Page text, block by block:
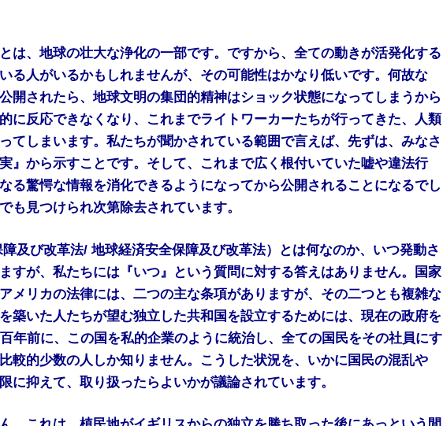
は、地球の壮大な浄化の一部です。ですから、全ての動きが活発化する
る人がいるかもしれませんが、その可能性はかなり低いです。何故な
開されたら、地球文明の集団的精神はショック状態になってしまうから
に反応できなくなり、これまでライトワーカーたちが行ってきた、人類
てしまいます。私たちが聞かされている範囲で言えば、先ずは、みなさ
』から示すことです。そして、これまで広く根付いていた嘘や違法行
る驚愕な情報を消化できるようになってから公開されることになるでし
も見つけられ次第除去されています。
及び改革法/ 地球経済安全保障及び改革法）とは何なのか、いつ発動さ
すが、私たちには『いつ』という質問に対する答えはありません。国家
メリカの法律には、二つの主な条項がありますが、その二つとも複雑な
築いた人たちが望む独立した共和国を設立するためには、現在の政府を
年前に、この国を私的企業のように統治し、全ての国民をその社員にす
較的少数の人しか知りません。こうした状況を、いかに国民の混乱や
に抑えて、取り扱ったらよいかが議論されています。